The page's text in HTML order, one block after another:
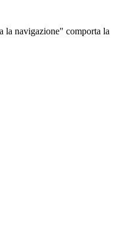
la navigazione" comporta la